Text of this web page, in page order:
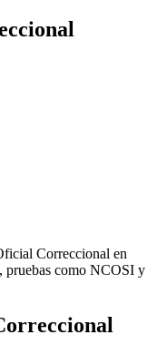
Correccional en
pruebas como NCOSI y